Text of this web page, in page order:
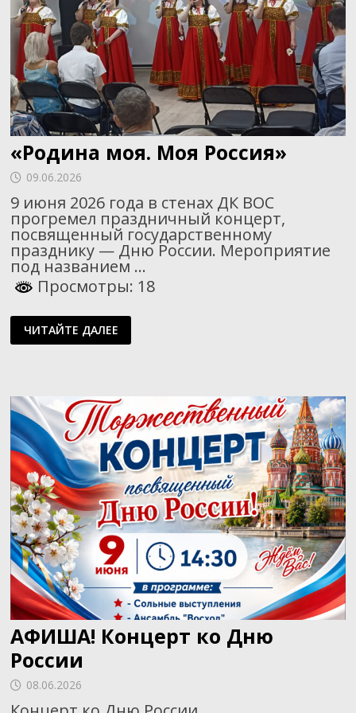
«Родина моя. Моя Россия»
09.06.2026
9 июня 2026 года в стенах ДК ВОС
прогремел праздничный концерт,
посвященный государственному
празднику — Дню России. Мероприятие
под названием …
Просмотры: 18
«РОДИНА
МОЯ.
МОЯ
ЧИТАЙТЕ ДАЛЕЕ
АФИША! Концерт ко Дню
России
08.06.2026